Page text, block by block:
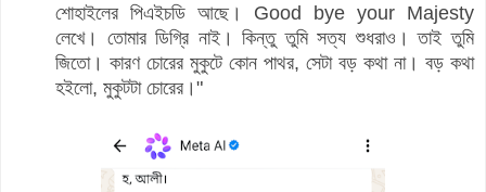
শোহাইলের পিএইচডি আছে। Good bye your Majesty
লেখে। তোমার ডিগ্রি নাই। কিন্তু তুমি সত্য শুধরাও। তাই তুমি
জিতো। কারণ চোরের মুকুটে কোন পাথর, সেটা বড় কথা না। বড় কথা
হইলো, মুকুটটা চোরের।"